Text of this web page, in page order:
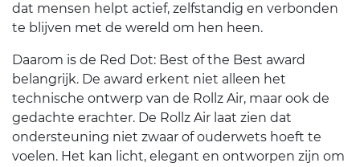
dat mensen helpt actief, zelfstandig en verbonden
te blijven met de wereld om hen heen.
Daarom is de Red Dot: Best of the Best award
belangrijk. De award erkent niet alleen het
technische ontwerp van de Rollz Air, maar ook de
gedachte erachter. De Rollz Air laat zien dat
ondersteuning niet zwaar of ouderwets hoeft te
voelen. Het kan licht, elegant en ontworpen zijn om